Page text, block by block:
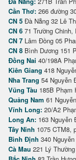
Cần Thơ: 266 đường
CN 5 Đà Nẵng 32 Lê
CN 6 71 Trường
CN 7 Lâm Đồng 05
CN 8 Bình Dương 151
Đồng Nai 40/198A
Kiên Giang 418
Nha Trang 54 Nguyễn
Vũng Tàu 185B Phạm
Quảng Nam 61
Vĩnh Long: 20/A2
Long An: 163 Nguyễn
Tây Ninh 1075 CTM8,
Bình Định 340
Cà Mau 221 Lý